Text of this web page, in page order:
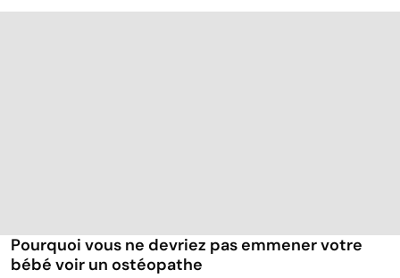
Pourquoi vous ne devriez pas emmener votre
bébé voir un ostéopathe